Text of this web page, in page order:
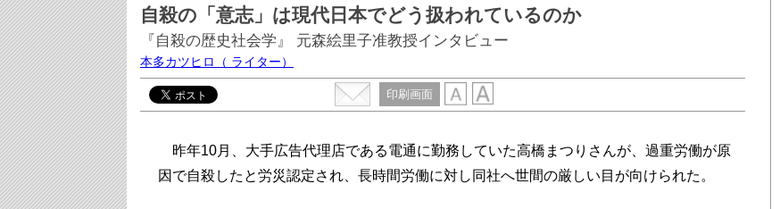
自殺の「意志」は現代日本でどう扱われているのか
『自殺の歴史社会学』 元森絵里子准教授インタビュー
本多カツヒロ （ ライター）
印刷画面
昨年10月、大手広告代理店である電通に勤務していた高橋まつりさんが、過重労働が原
因で自殺したと労災認定され、長時間労働に対し同社へ世間の厳しい目が向けられた。